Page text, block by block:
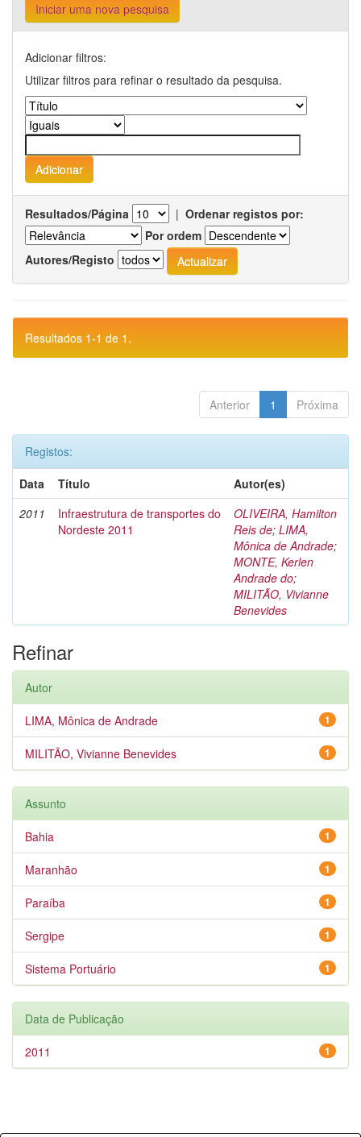
Iniciar uma nova pesquisa
Adicionar filtros:
Utilizar filtros para refinar o resultado da pesquisa.
Resultados/Página | Ordenar registos por:
Por ordem
Autores/Registo
Resultados 1-1 de 1.
Anterior 1 Próxima
Registos:
Data
Título
Autor(es)
2011
Infraestrutura de transportes do
Nordeste 2011
OLIVEIRA, Hamilton
Reis de; LIMA,
Mônica de Andrade;
MONTE, Kerlen
Andrade do;
MILITÃO, Vivianne
Benevides
Refinar
Autor
1
LIMA, Mônica de Andrade
1
MILITÃO, Vivianne Benevides
Assunto
1
Bahia
1
Maranhão
1
Paraíba
1
Sergipe
1
Sistema Portuário
Data de Publicação
1
2011